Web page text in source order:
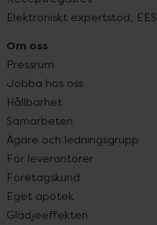
Elektroniskt expertstöd, EES
Om oss
Pressrum
Jobba hos oss
Hållbarhet
Samarbeten
Ägare och ledningsgrupp
För leverantörer
Företagskund
Eget apotek
Glädjeeffekten